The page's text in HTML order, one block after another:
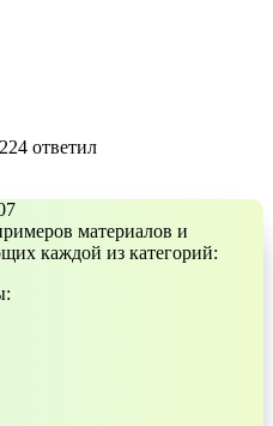
ответил
материалов и
каждой из категорий: